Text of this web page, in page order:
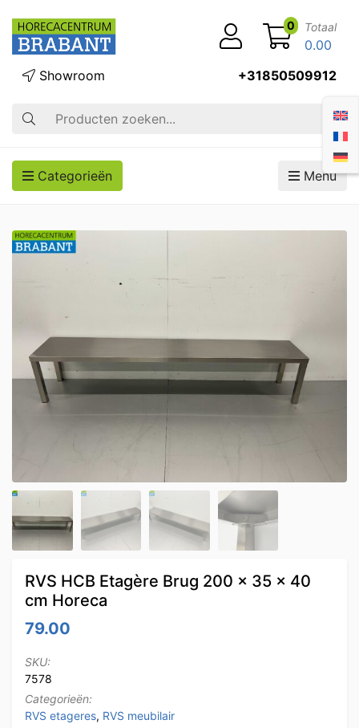
Zoek op
Showroom +31850509912
0 Totaal
0.00
Categorieën Menu
RVS HCB Etagère Brug 200 x 35 x 40
cm Horeca
79.00
SKU:
7578
Categorieën:
RVS etageres, RVS meubilair